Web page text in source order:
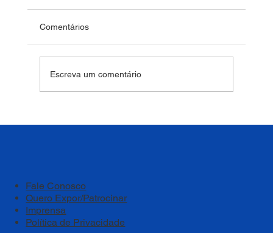
Comentários
Escreva um comentário
Fale Conosco
Quero Expor/Patrocinar
Imprensa
Política de Privacidade